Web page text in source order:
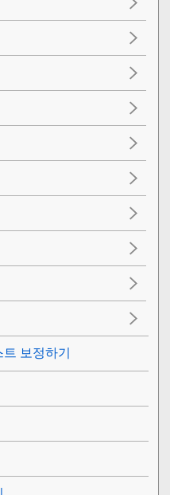
보정하기